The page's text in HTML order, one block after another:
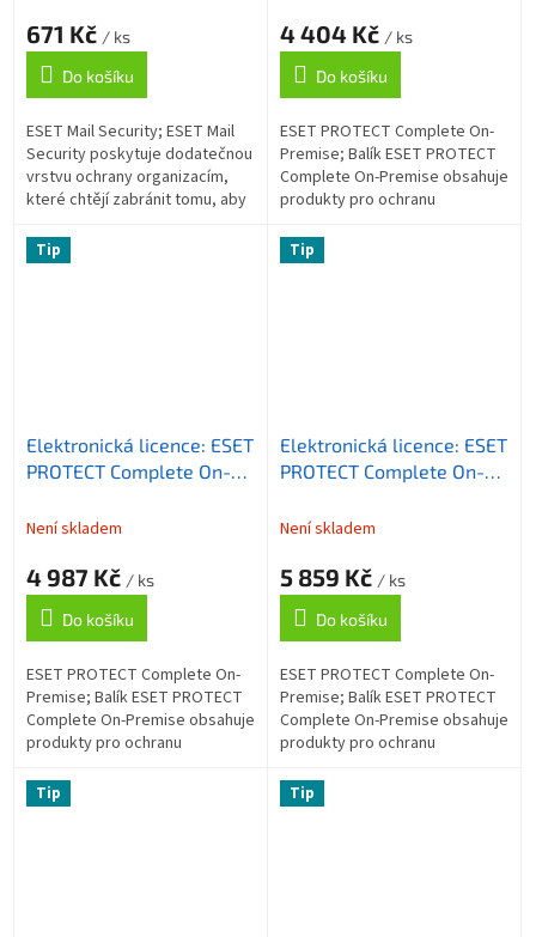
671 Kč / ks
Do košíku
ESET Mail Security; ESET Mail
Security poskytuje dodatečnou
vrstvu ochrany organizacím,
které chtějí zabránit tomu, aby
v síti. Antispam; Tato...
4 404 Kč / ks
Do košíku
ESET PROTECT Complete On-
Premise; Balík ESET PROTECT
Complete On-Premise obsahuje
produkty pro ochranu
souborového serveru, šifrování
celého disku, ochranu...
Tip
Elektronická licence: ESET
PROTECT Complete On-
roky
Není skladem
4 987 Kč / ks
Do košíku
ESET PROTECT Complete On-
Premise; Balík ESET PROTECT
Complete On-Premise obsahuje
produkty pro ochranu
souborového serveru, šifrování
celého disku, ochranu...
Tip
Elektronická licence: ESET
PROTECT Complete On-
roky
Není skladem
5 859 Kč / ks
Do košíku
ESET PROTECT Complete On-
Premise; Balík ESET PROTECT
Complete On-Premise obsahuje
produkty pro ochranu
souborového serveru, šifrování
celého disku, ochranu...
Tip Tip